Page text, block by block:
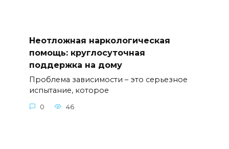
Неотложная наркологическая
помощь: круглосуточная
поддержка на дому
Проблема зависимости – это серьезное
испытание, которое
0 46